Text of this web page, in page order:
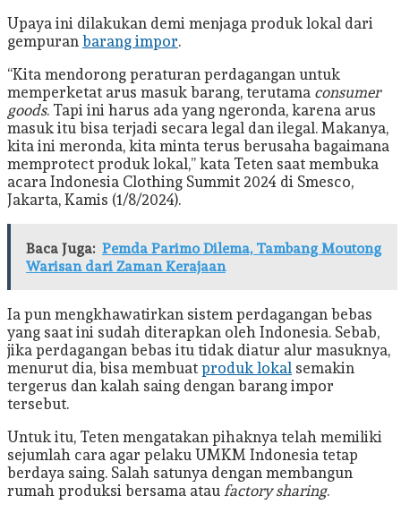
Upaya ini dilakukan demi menjaga produk lokal dari
gempuran barang impor.
“Kita mendorong peraturan perdagangan untuk
memperketat arus masuk barang, terutama consumer
goods. Tapi ini harus ada yang ngeronda, karena arus
masuk itu bisa terjadi secara legal dan ilegal. Makanya,
kita ini meronda, kita minta terus berusaha bagaimana
memprotect produk lokal,” kata Teten saat membuka
acara Indonesia Clothing Summit 2024 di Smesco,
Jakarta, Kamis (1/8/2024).
Baca Juga: Pemda Parimo Dilema, Tambang Moutong
Warisan dari Zaman Kerajaan
Ia pun mengkhawatirkan sistem perdagangan bebas
yang saat ini sudah diterapkan oleh Indonesia. Sebab,
jika perdagangan bebas itu tidak diatur alur masuknya,
menurut dia, bisa membuat produk lokal semakin
tergerus dan kalah saing dengan barang impor
tersebut.
Untuk itu, Teten mengatakan pihaknya telah memiliki
sejumlah cara agar pelaku UMKM Indonesia tetap
berdaya saing. Salah satunya dengan membangun
rumah produksi bersama atau factory sharing.